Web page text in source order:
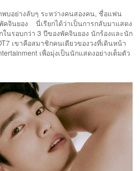
พบอย่างลับๆ ระหว่างคนสองคน, ชื่อแฟน
คจินยอง​​ นี่เรียกได้ว่าเป็นการกลับมาแสดง
ในรอบกว่า 3 ปีของพัคจินยอง นักร้องและนัก
เขาคือสมาชิกคนเดียวของวงที่เดินหน้า
เพื่อมุ่งเป็นนักแสดงอย่างเต็มตัว